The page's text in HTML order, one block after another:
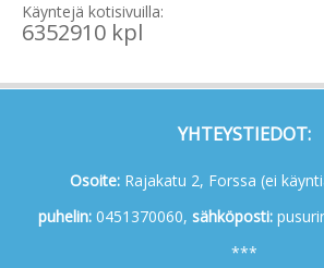
Käyntejä kotisivuilla:
6352910 kpl
YHTEYSTIEDOT:
Osoite:Rajakatu 2, Forssa (ei
puhelin:0451370060, sähköposti:
***